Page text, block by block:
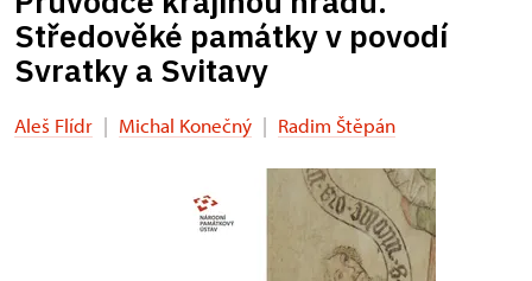
Středověké památky v povodí
Svratky a Svitavy
Aleš Flídr | Michal Konečný | Radim Štěpán